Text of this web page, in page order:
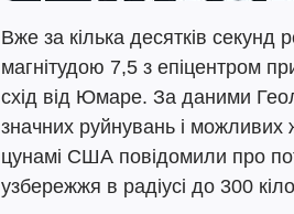
Вже за кілька десятків секунд
магнітудою 7,5 з епіцентром
схід від Юмаре. За даними
значних руйнувань і
цунамі США повідомили про
узбережжя в радіусі до 300